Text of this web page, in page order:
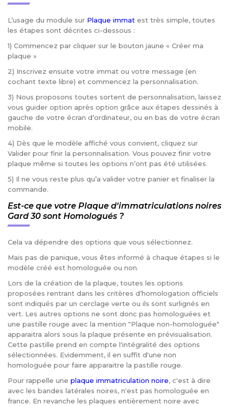
L’usage du module sur Plaque immat est très simple, toutes
les étapes sont décrites ci-dessous :
1) Commencez par cliquer sur le bouton jaune « Créer ma
plaque »
2) Inscrivez ensuite votre immat ou votre message (en
cochant texte libre) et commencez la personnalisation.
3) Nous proposons toutes sortent de personnalisation, laissez
vous guider option après option grâce aux étapes dessinés à
gauche de votre écran d’ordinateur, ou en bas de votre écran
mobile.
4) Dès que le modèle affiché vous convient, cliquez sur
Valider pour finir la personnalisation. Vous pouvez finir votre
plaque même si toutes les options n’ont pas été utilisées.
5) Il ne vous reste plus qu’a valider votre panier et finaliser la
commande.
Est-ce que votre Plaque d'immatriculations noires
Gard 30 sont Homologués ?
Cela va dépendre des options que vous sélectionnez.
Mais pas de panique, vous êtes informé à chaque étapes si le
modèle créé est homologuée ou non.
Lors de la création de la plaque, toutes les options
proposées rentrant dans les critères d’homologation officiels
sont indiqués par un cerclage verte ou ils sont surlignés en
vert. Les autres options ne sont donc pas homologuées et
une pastille rouge avec la mention "Plaque non-homologuée"
apparaitra alors sous la plaque présente en prévisualisation.
Cette pastille prend en compte l'intégralité des options
sélectionnées. Evidemment, il en suffit d'une non
homologuée pour faire apparaitre la pastille rouge.
Pour rappelle une plaque immatriculation noire, c'est à dire
avec les bandes latérales noires, n'est pas homologuée en
france. En revanche les plaques entièrement noire avec